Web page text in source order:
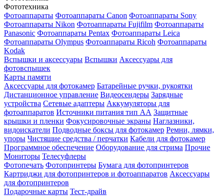
Фототехника
Фотоаппараты Фотоаппараты Canon Фотоаппараты Sony
Фотоаппараты Nikon Фотоаппараты Fujifilm Фотоаппараты
Panasonic Фотоаппараты Pentax Фотоаппараты Leica
Фотоаппараты Olympus Фотоаппараты Ricoh Фотоаппараты
Kodak
Вспышки и аксессуары Вспышки Аксессуары для
фотовспышек
Карты памяти
Аксессуары для фотокамер Батарейные ручки, рукоятки
Дистанционное управление Видеосендеры Зарядные
устройства Сетевые адаптеры Аккумуляторы для
фотоаппаратов Источники питания тип АА Защитные
крышки и пленки Фокусировочные экраны Наглазники,
видоискатели Подводные боксы для фотокамер Ремни, лямки,
упоры Чистящие средства / перчатки Кабели для фотокамер
Программное обеспечение Оборудование для стрима Прочие
Мониторы Телесуфлеры
Фотопечать Фотопринтеры Бумага для фотопринтеров
Картриджи для фотопринтеров и фотоаппаратов Аксессуары
для фотопринтеров
Подарочные карты Тест-драйв